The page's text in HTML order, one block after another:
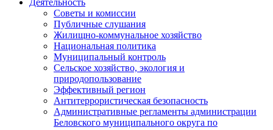
Деятельность
Советы и комиссии
Публичные слушания
Жилищно-коммунальное хозяйство
Национальная политика
Муниципальный контроль
Сельское хозяйство, экология и
природопользование
Эффективный регион
Антитеррористическая безопасность
Административные регламенты администрации
Беловского муниципального округа по